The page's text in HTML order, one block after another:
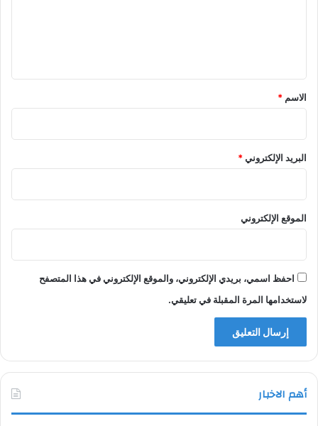
*
الاسم *
البريد الإلكتروني*
الموقع الإلكتروني
احفظ اسمي، بريدي الإلكتروني، والموقع الإلكتروني في هذا المتصفح
لاستخدامها المرة المقبلة في تعليقي.
أهم الاخبار